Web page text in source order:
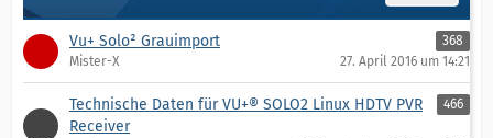
Vu+ Solo² Grauimport
368
Mister-X
27. April 2016 um 14:21
Technische Daten für VU+® SOLO2 Linux HDTV PVR
Receiver
466